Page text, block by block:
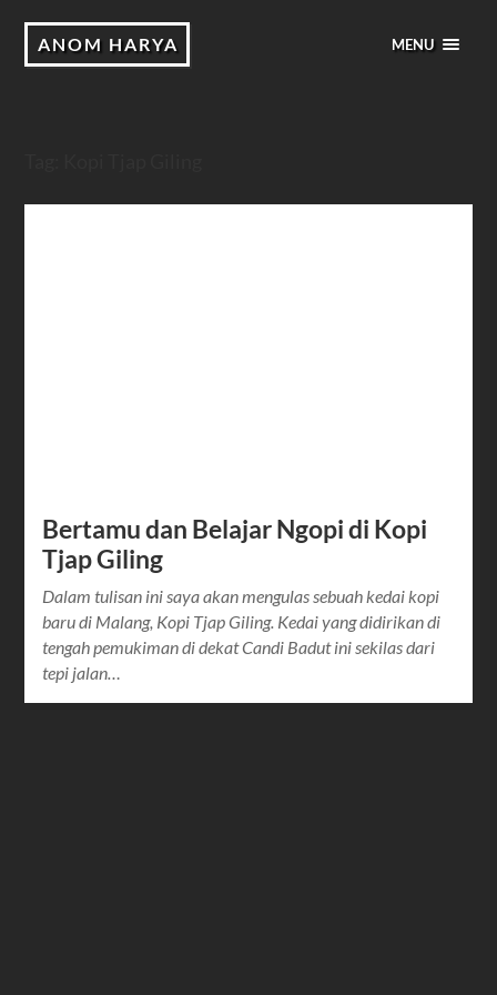
ANOM HARYA MENU
Bertamu dan Belajar Ngopi di Kopi
Tjap Giling
Dalam tulisan ini saya akan mengulas sebuah kedai kopi
baru di Malang, Kopi Tjap Giling. Kedai yang didirikan di
tengah pemukiman di dekat Candi Badut ini sekilas dari
tepi jalan…